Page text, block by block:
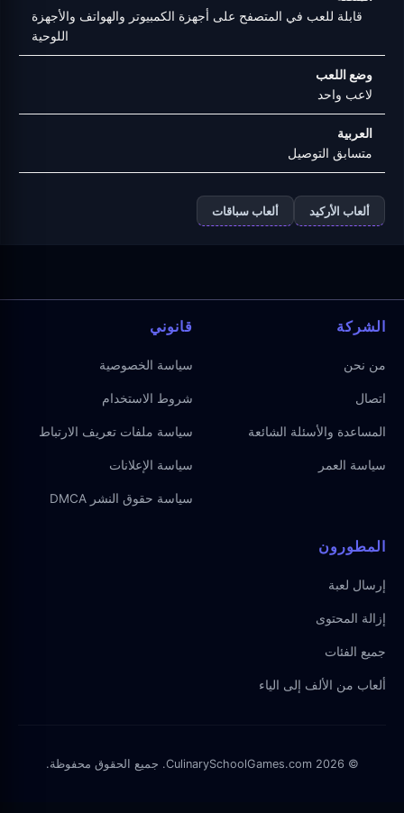
قابلة للعب في المتصفح على أجهزة الكمبيوتر والهواتف والأجهزة
اللوحية
وضع اللعب
لاعب واحد
العربية
متسابق التوصيل
ألعاب الأركيد ألعاب سباقات
الشركة
من نحن
اتصال
المساعدة والأسئلة الشائعة
سياسة العمر
قانوني
سياسة الخصوصية
شروط الاستخدام
سياسة ملفات تعريف الارتباط
سياسة الإعلانات
سياسة حقوق النشر DMCA
المطورون
إرسال لعبة
إزالة المحتوى
جميع الفئات
ألعاب من الألف إلى الياء
© 2026 CulinarySchoolGames.com. جميع الحقوق محفوظة.